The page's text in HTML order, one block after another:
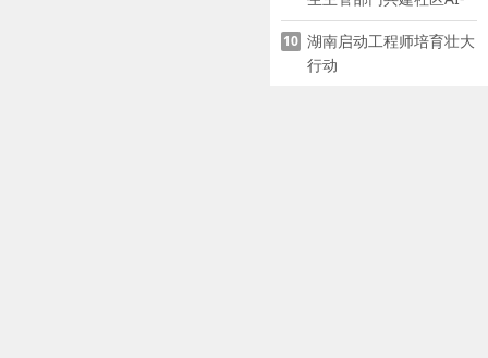
POCT生态
10 湖南启动工程师培育壮大
行动